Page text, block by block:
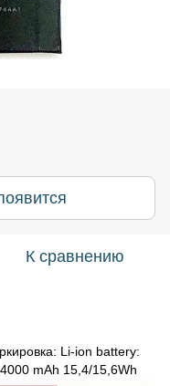
К сравнению
Li-ion battery:
mAh 15,4/15,6Wh